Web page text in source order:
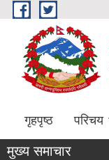
Skip to main content
गृहपृष्ठ परिचय
मुख्य समाचार